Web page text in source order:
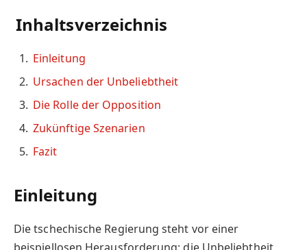
Inhaltsverzeichnis
Einleitung
Ursachen der Unbeliebtheit
Die Rolle der Opposition
Zukünftige Szenarien
Fazit
Einleitung
Die tschechische Regierung steht vor einer